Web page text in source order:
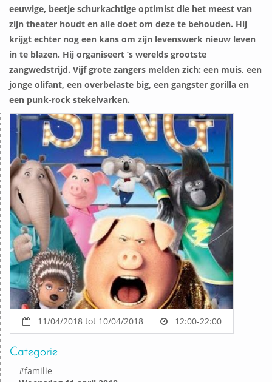
eeuwige, beetje schurkachtige optimist die het meest van
zijn theater houdt en alle doet om deze te behouden. Hij
krijgt echter nog een kans om zijn levenswerk nieuw leven
in te blazen. Hij organiseert ’s werelds grootste
zangwedstrijd. Vijf grote zangers melden zich: een muis, een
jonge olifant, een overbelaste big, een gangster gorilla en
een punk-rock stekelvarken.
11/04/2018 tot 10/04/2018 12:00-22:00
Categorie
#familie